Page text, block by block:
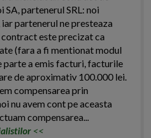
SA, partenerul SRL: noi
partenerul ne presteaza
este precizat ca
(fara a fi mentionat modul
parte a emis facturi, facturile
de aproximativ 100.000 lei.
compensarea prin
nu avem cont pe aceasta
compensarea...
<<